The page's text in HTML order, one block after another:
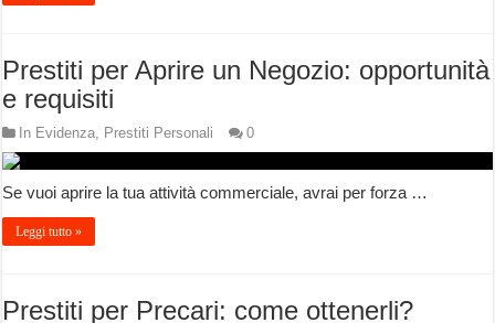
Prestiti per Aprire un Negozio: opportunità
e requisiti
In Evidenza, Prestiti Personali 0
Se vuoi aprire la tua attività commerciale, avrai per forza …
Leggi tutto »
Prestiti per Precari: come ottenerli?